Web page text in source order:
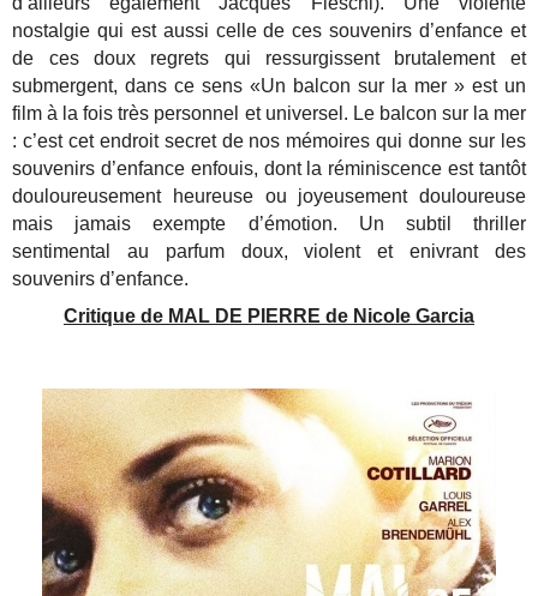
nostalgie qui est aussi celle de ces souvenirs d’enfance et
de ces doux regrets qui ressurgissent brutalement et
submergent, dans ce sens «Un balcon sur la mer » est un
film à la fois très personnel et universel. Le balcon sur la mer
: c’est cet endroit secret de nos mémoires qui donne sur les
souvenirs d’enfance enfouis, dont la réminiscence est tantôt
douloureusement heureuse ou joyeusement douloureuse
mais jamais exempte d’émotion. Un subtil thriller
sentimental au parfum doux, violent et enivrant des
souvenirs d’enfance.
Critique de MAL DE PIERRE de Nicole Garcia